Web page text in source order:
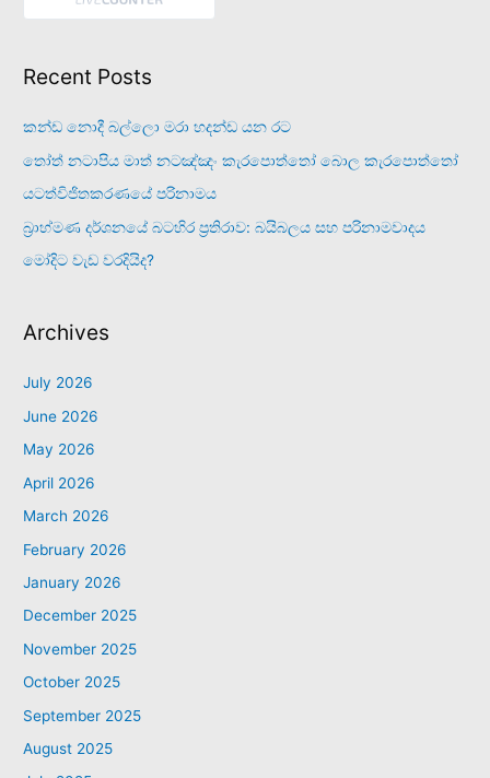
Recent Posts
කන්ඩ නොදී බල්ලො මරා හදන්ඩ යන රට
තෝත් නටාපිය මාත් නටඤ්ඤං කැරපොත්තෝ බොල කැරපොත්තෝ
යටත්විජිතකරණයේ පරිනාමය
බ්‍රාහ්මණ දර්ශනයේ බටහිර ප්‍රතිරාව: බයිබලය සහ පරිනාමවාදය
මෝදිට වැඩ වරදියිද?
Archives
July 2026
June 2026
May 2026
April 2026
March 2026
February 2026
January 2026
December 2025
November 2025
October 2025
September 2025
August 2025